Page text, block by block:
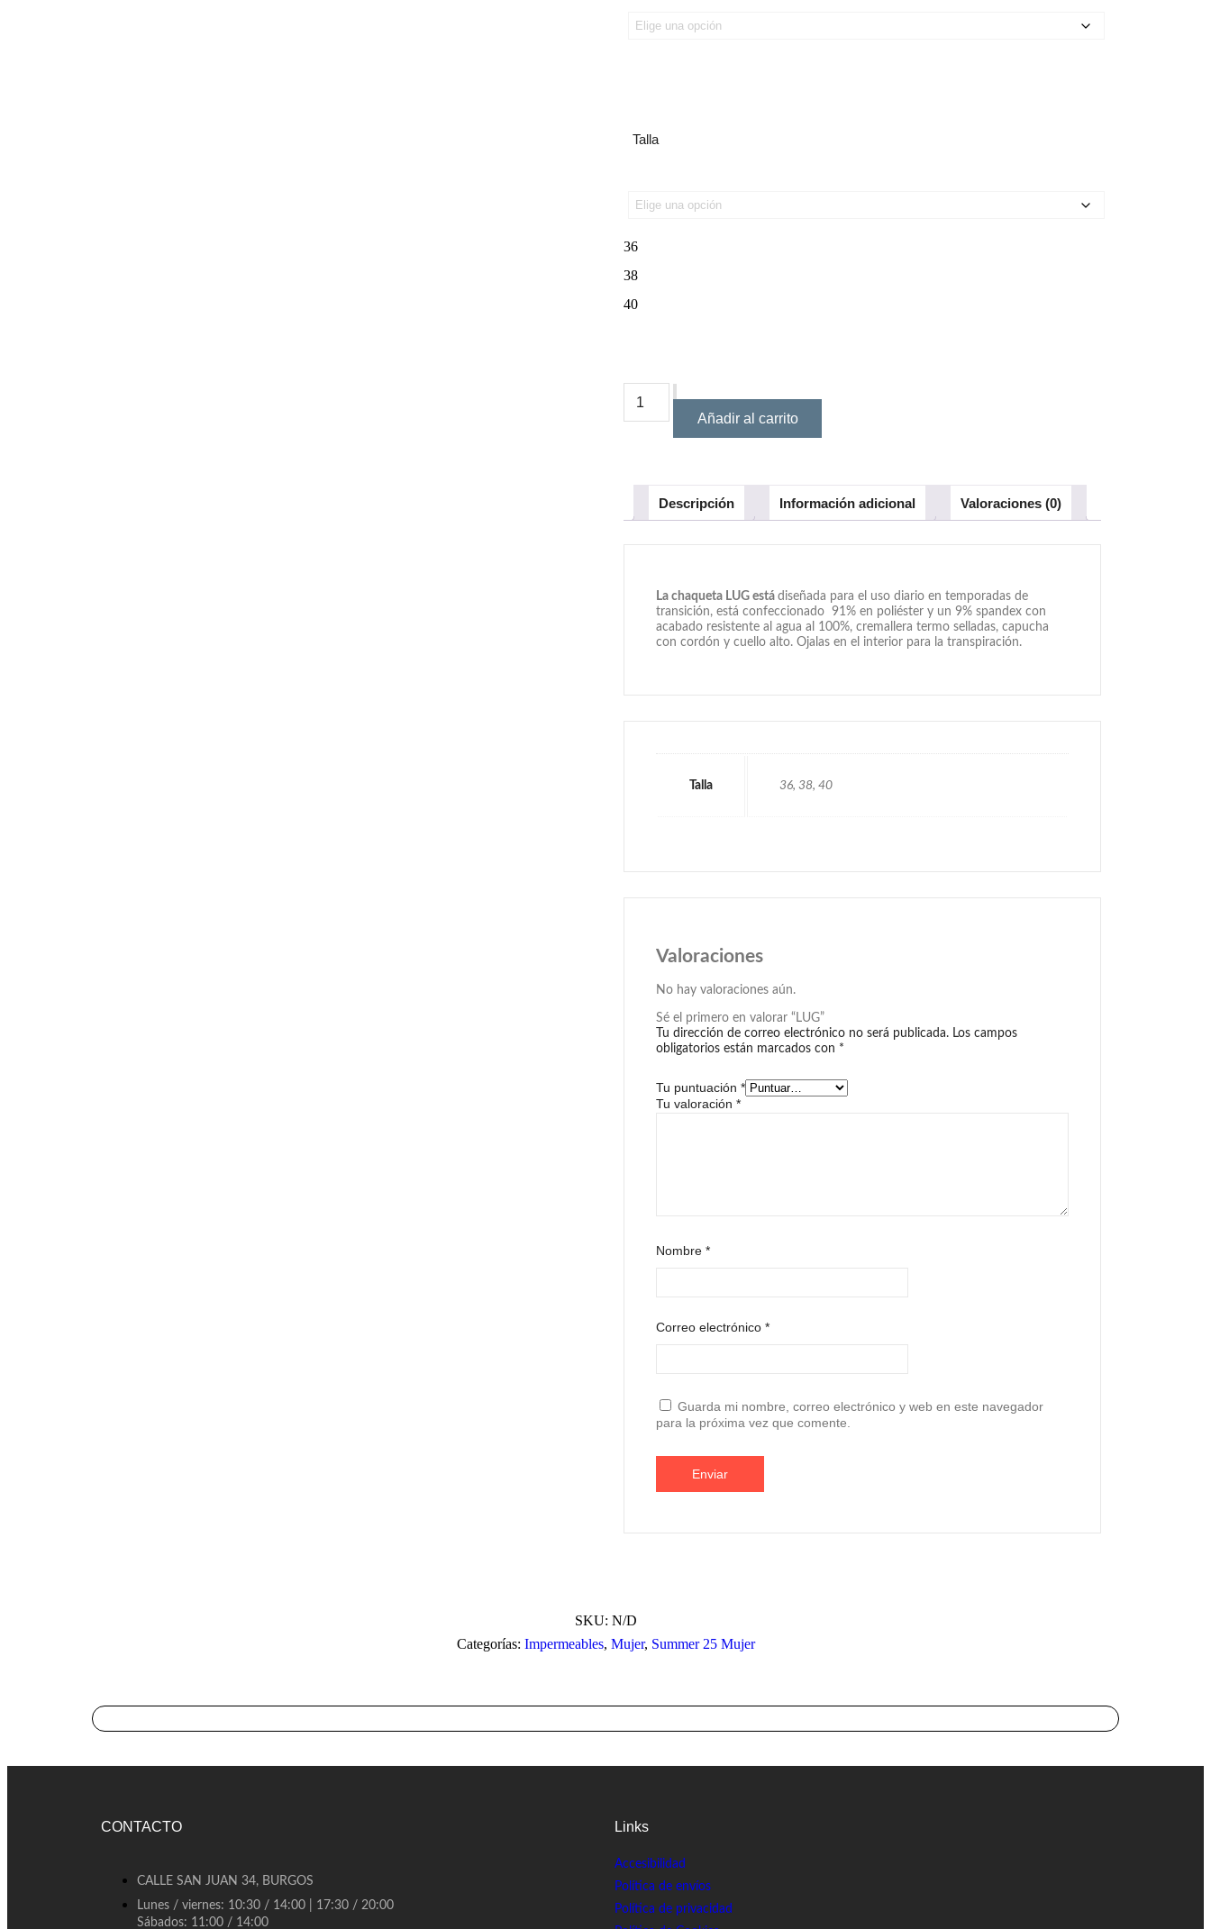
Talla
36
38
40
Añadir al carrito
Descripción Información adicional Valoraciones (0)
La chaqueta LUG está diseñada para el uso diario en temporadas de
transición, está confeccionado 91% en poliéster y un 9% spandex con
acabado resistente al agua al 100%, cremallera termo selladas, capucha
con cordón y cuello alto. Ojalas en el interior para la transpiración.
Talla 36, 38, 40
Valoraciones
No hay valoraciones aún.
Sé el primero en valorar “LUG”
Tu dirección de correo electrónico no será publicada. Los campos
obligatorios están marcados con *
Tu puntuación *
Tu valoración *
Nombre *
Correo electrónico *
Guarda mi nombre, correo electrónico y web en este navegador
para la próxima vez que comente.
SKU: N/D
Categorías: Impermeables, Mujer, Summer 25 Mujer
CONTACTO
CALLE SAN JUAN 34, BURGOS
Lunes / viernes: 10:30 / 14:00 | 17:30 / 20:00
Sábados: 11:00 / 14:00
Links
Accesibilidad
Política de envíos
Política de privacidad